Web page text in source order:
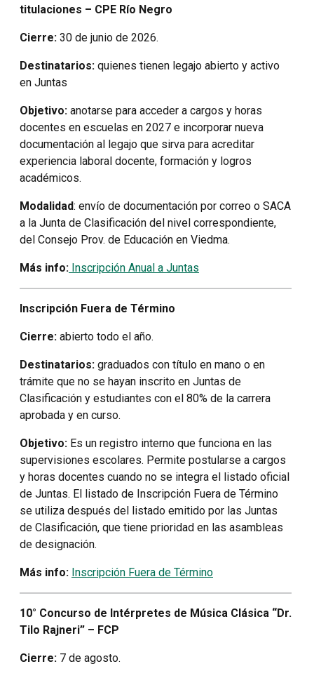
titulaciones – CPE Río Negro
Cierre: 30 de junio de 2026.
Destinatarios: quienes tienen legajo abierto y activo
en Juntas
Objetivo: anotarse para acceder a cargos y horas
docentes en escuelas en 2027 e incorporar nueva
documentación al legajo que sirva para acreditar
experiencia laboral docente, formación y logros
académicos.
Modalidad: envío de documentación por correo o SACA
a la Junta de Clasificación del nivel correspondiente,
del Consejo Prov. de Educación en Viedma.
Más info: Inscripción Anual a Juntas
Inscripción Fuera de Término
Cierre: abierto todo el año.
Destinatarios: graduados con título en mano o en
trámite que no se hayan inscrito en Juntas de
Clasificación y estudiantes con el 80% de la carrera
aprobada y en curso.
Objetivo: Es un registro interno que funciona en las
supervisiones escolares. Permite postularse a cargos
y horas docentes cuando no se integra el listado oficial
de Juntas. El listado de Inscripción Fuera de Término
se utiliza después del listado emitido por las Juntas
de Clasificación, que tiene prioridad en las asambleas
de designación.
Más info: Inscripción Fuera de Término
10° Concurso de Intérpretes de Música Clásica “Dr.
Tilo Rajneri” – FCP
Cierre: 7 de agosto.